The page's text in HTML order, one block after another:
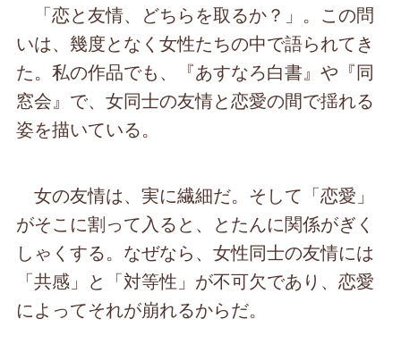
「恋と友情、どちらを取るか？」。この問
いは、幾度となく女性たちの中で語られてき
た。私の作品でも、『あすなろ白書』や『同
窓会』で、女同士の友情と恋愛の間で揺れる
姿を描いている。
女の友情は、実に繊細だ。そして「恋愛」
がそこに割って入ると、とたんに関係がぎく
しゃくする。なぜなら、女性同士の友情には
「共感」と「対等性」が不可欠であり、恋愛
によってそれが崩れるからだ。